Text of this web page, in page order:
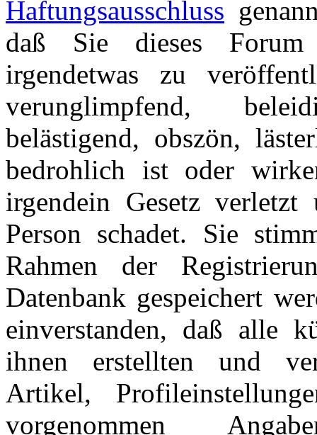
Haftungsausschluss
daß Sie dieses
irgendetwas zu
verunglimpfend,
belästigend, obszön,
bedrohlich ist oder
irgendein Gesetz verletzt
Person schadet. Sie
Rahmen der
Datenbank gespeichert
einverstanden, daß alle
ihnen erstellten und
Artikel,
vorgenommen